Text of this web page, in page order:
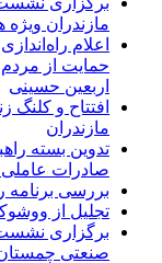
مازندران
اعلام
حمایت از
اربعین حسینی
مازندران
تدوین بسته
صادرات عاملی
بررسی برنامه
تجلیل از
برگزاری
صنعتی چمستان